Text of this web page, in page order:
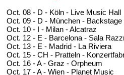
Oct. 08 - D - Köln - Live Music Hall
Oct. 09 - D - München - Backstage
Oct. 10 - I - Milan - Alcatraz
Oct. 12 - E - Barcelona - Sala
Oct. 13 - E - Madrid - La Riviera
Oct. 15 - CH - Pratteln -
Oct. 16 - A - Graz - Orpheum
Oct. 17 - A - Wien - Planet Music